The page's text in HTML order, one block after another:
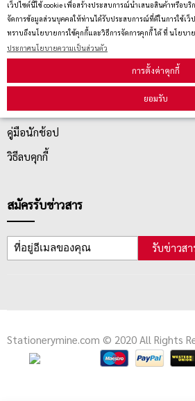
เว็ปไซต์นี้ใช้ cookie เพื่อสร้างประสบการณ์นำเสนอสินค้าหรือบ
จัดการข้อมูลส่วนบุคคลให้ท่านได้รับประสบการณ์ที่ดีในการใช้เว็
ทราบถึงนโยบายการใช้คุกกี้และวิธีการจัดการคุกกี้ ได้ ที่ นโยบาย
ประกาศนโยบายความเป็นส่วนตัว
การตั้งค่าคุกกี้
ยอมรับ
นโยบายการเปลี่ยน/คืน สินค้า
บริการลูกค้า
ตรวจสอบสถานะสินค้า
คู่มือนักช้อป
วิธีลบคุกกี้
สมัครรับข่าวสาร
รับข่าวสา
Stationerymine.com © 2020 All Rights